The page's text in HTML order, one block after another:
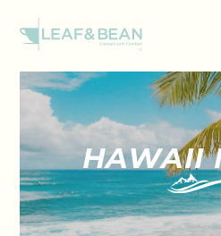
HAWAII